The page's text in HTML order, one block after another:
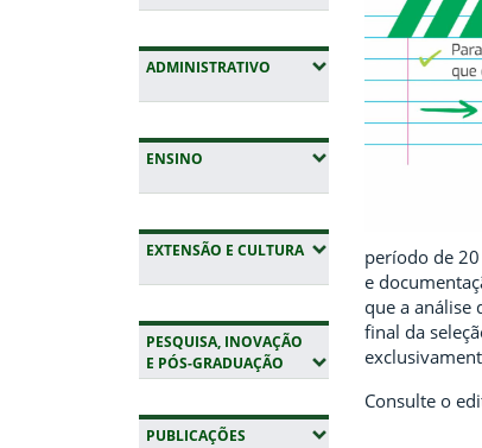
ADMINISTRATIVO (EXPANDIR SUBMENUS)
ENSINO (EXPANDIR SUBMENUS)
EXTENSÃO E CULTURA(EXPANDIR SUBMENUS)
PESQUISA, INOVAÇÃO
E PÓS-GRADUAÇÃO (EXPANDIR SUBMENUS)
PUBLICAÇÕES (EXPANDIR SUBMENUS)
período de
e
que a análise
final da
Consulte o